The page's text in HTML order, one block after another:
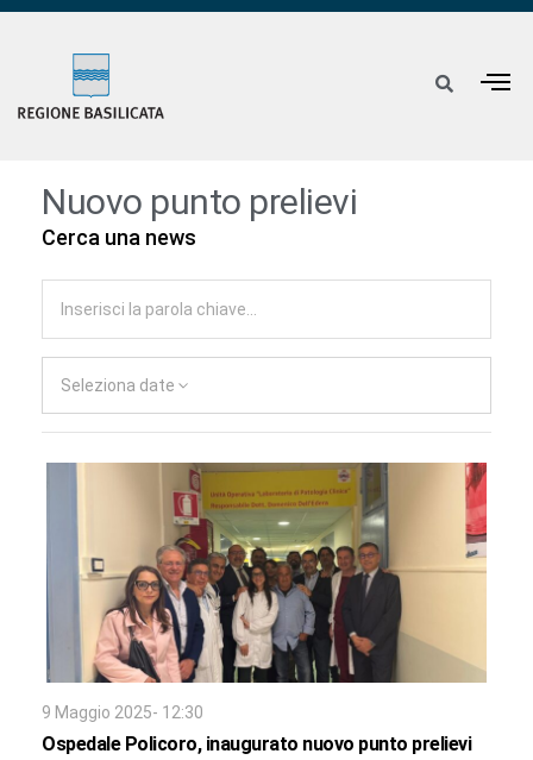
Nuovo punto prelievi
Cerca una news
Seleziona date
9 Maggio 2025- 12:30
Ospedale Policoro, inaugurato nuovo punto prelievi